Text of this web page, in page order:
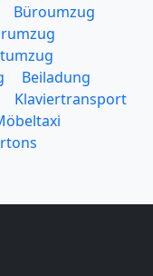
Büroumzug
Beiladung
Klaviertransport